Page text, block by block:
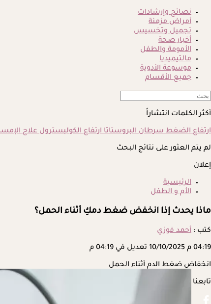
نصائح وإرشادات
أمراض مزمنة
تجميل وتخسيس
أخبار صحة
الأمومة والطفل
مالتيميديا
موسوعة الأدوية
جميع الأقسام
أكثر الكلمات انتشاراً
ارتفاع الضغطسرطان البروستاتاارتفاع الكوليسترولعلاج
لم يتم العثور على نتائج البحث
إعلان
الرئيسية
الأم و الطفل
ماذا يحدث إذا انخفض ضغط دمكِ أثناء الحمل؟
كتب : أحمد فوزي
04:19 م 10/10/2025 تعديل في 04:19 م
انخفاض ضغط الدم أثناء الحمل
تابعنا على